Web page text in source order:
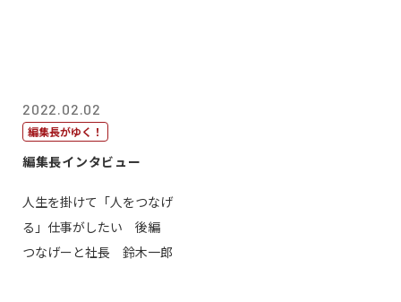
2022.02.02
編集長がゆく！
編集長インタビュー
人生を掛けて「人をつなげ
る」仕事がしたい 後編
つなげーと社長 鈴木一郎